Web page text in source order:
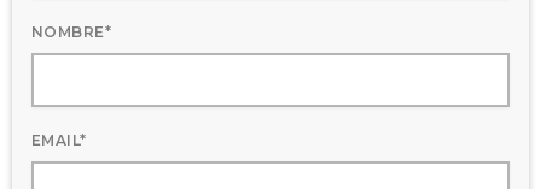
NOMBRE*
EMAIL*